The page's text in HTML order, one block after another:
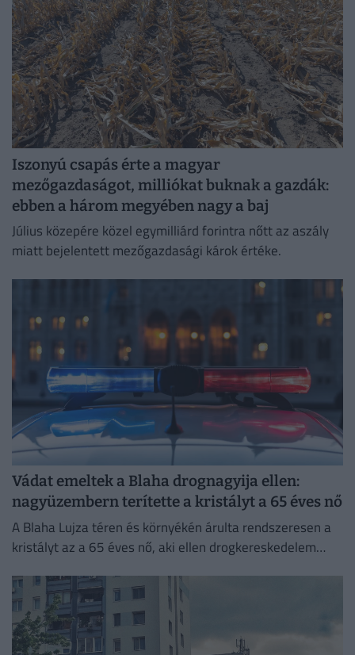
Iszonyú csapás érte a magyar
mezőgazdaságot, milliókat buknak a gazdák:
ebben a három megyében nagy a baj
Július közepére közel egymilliárd forintra nőtt az aszály
miatt bejelentett mezőgazdasági károk értéke.
Vádat emeltek a Blaha drognagyija ellen:
nagyüzembern terítette a kristályt a 65 éves nő
A Blaha Lujza téren és környékén árulta rendszeresen a
kristályt az a 65 éves nő, aki ellen drogkereskedelem